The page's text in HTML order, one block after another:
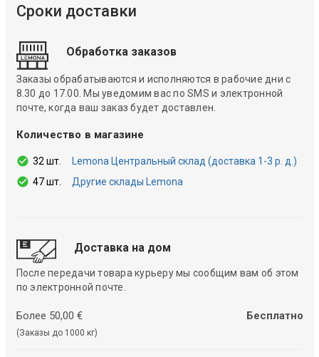
Сроки доставки
Обработка заказов
Заказы обрабатываются и исполняются в рабочие дни с
8.30 до 17.00. Мы уведомим вас по SMS и электронной
почте, когда ваш заказ будет доставлен.
Количество в магазине
32 шт.
Lemona Центральный склад (доставка 1-3 р. д.)
47 шт.
Другие склады Lemona
Доставка на дом
После передачи товара курьеру мы сообщим вам об этом
по электронной почте.
Более 50,00 €
(Заказы до 1000 кг)
Бесплатно